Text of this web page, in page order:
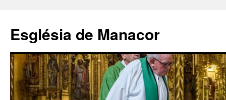
contenido
Església de Manacor